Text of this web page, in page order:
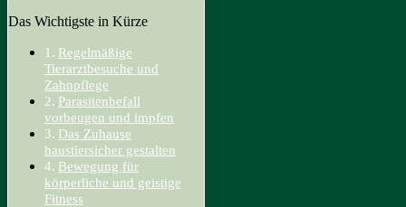
Das Wichtigste in Kürze
Regelmäßige
Tierarztbesuche und
Zahnpflege
Parasitenbefall
vorbeugen und impfen
Das Zuhause
haustiersicher gestalten
Bewegung für
körperliche und geistige
Fitness